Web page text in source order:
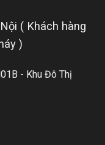
( Khách hàng
)
- Khu Đô Thị